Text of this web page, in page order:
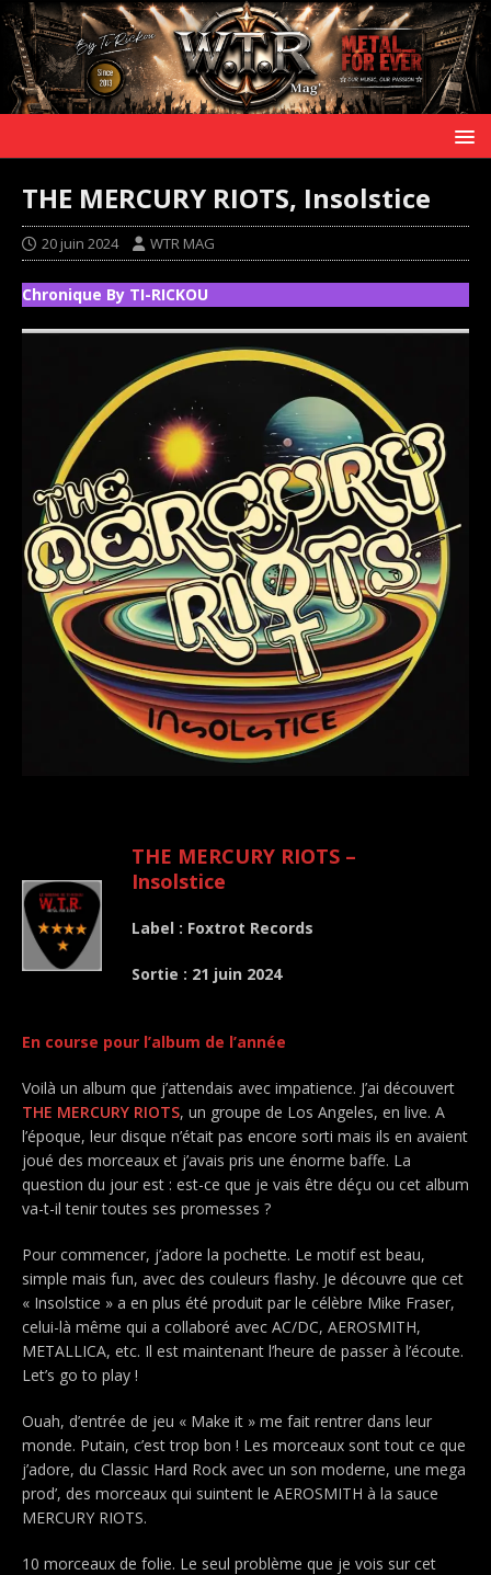
THE MERCURY RIOTS, Insolstice
20 juin 2024 WTR MAG
Chronique By TI-RICKOU
THE MERCURY RIOTS –
Insolstice
Label : Foxtrot Records
Sortie : 21 juin 2024
En course pour l’album de l’année
Voilà un album que j’attendais avec impatience. J’ai découvert
THE MERCURY RIOTS, un groupe de Los Angeles, en live. A
l’époque, leur disque n’était pas encore sorti mais ils en avaient
joué des morceaux et j’avais pris une énorme baffe. La
question du jour est : est-ce que je vais être déçu ou cet album
va-t-il tenir toutes ses promesses ?
Pour commencer, j’adore la pochette. Le motif est beau,
simple mais fun, avec des couleurs flashy. Je découvre que cet
« Insolstice » a en plus été produit par le célèbre Mike Fraser,
celui-là même qui a collaboré avec AC/DC, AEROSMITH,
METALLICA, etc. Il est maintenant l’heure de passer à l’écoute.
Let’s go to play !
Ouah, d’entrée de jeu « Make it » me fait rentrer dans leur
monde. Putain, c’est trop bon ! Les morceaux sont tout ce que
j’adore, du Classic Hard Rock avec un son moderne, une mega
prod’, des morceaux qui suintent le AEROSMITH à la sauce
MERCURY RIOTS.
10 morceaux de folie. Le seul problème que je vois sur cet